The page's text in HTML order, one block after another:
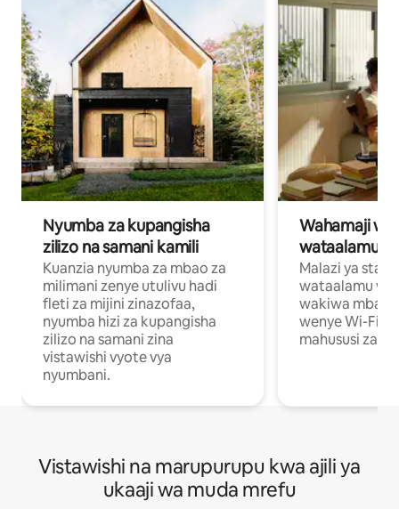
Nyumba za kupangisha
zilizo na samani kamili
Kuanzia nyumba za mbao za
milimani zenye utulivu hadi
fleti za mijini zinazofaa,
nyumba hizi za kupangisha
zilizo na samani zina
vistawishi vyote vya
nyumbani.
Wahamaji
wataalamu
Malazi ya
wataalamu
wakiwa mbali
wenye Wi-Fi
mahususi za
Vistawishi na marupurupu kwa ajili ya
ukaaji wa muda mrefu